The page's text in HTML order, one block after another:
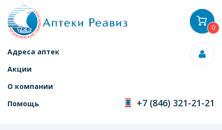
Адреса аптек
Акции
О компании
Помощь
+7 (846) 321-21-21
0